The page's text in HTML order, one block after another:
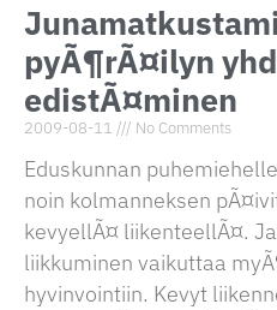
pyÃ¶rÃ¤ilyn
edistÃ¤minen
2009-08-11 No Comments
Eduskunnan
noin kolmanneksen
kevyellÃ¤ liikenteellÃ¤.
liikkuminen vaikuttaa
hyvinvointiin. Kevyt